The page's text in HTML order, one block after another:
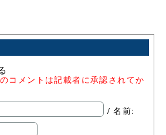
コメントは記載者に承認されてか
/ 名前: